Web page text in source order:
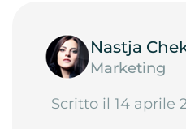
Nastja
Marketing
Scritto il 14 aprile